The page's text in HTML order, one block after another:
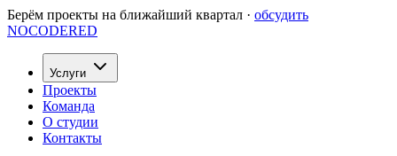
Берём проекты на ближайший квартал · обсудить
NOCODERED
Услуги
Проекты
Команда
О студии
Контакты